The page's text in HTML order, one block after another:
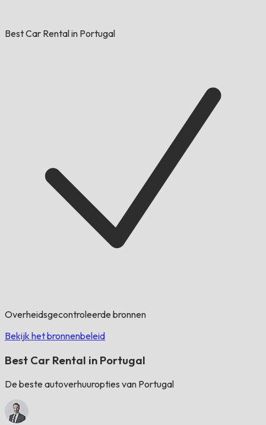
Best Car Rental in Portugal
Overheidsgecontroleerde bronnen
Bekijk het bronnenbeleid
Best Car Rental in Portugal
De beste autoverhuuropties van Portugal